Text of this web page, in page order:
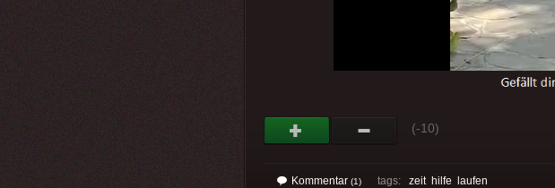
(-10)
Kommentar (1) tags: zeit hilfe laufen